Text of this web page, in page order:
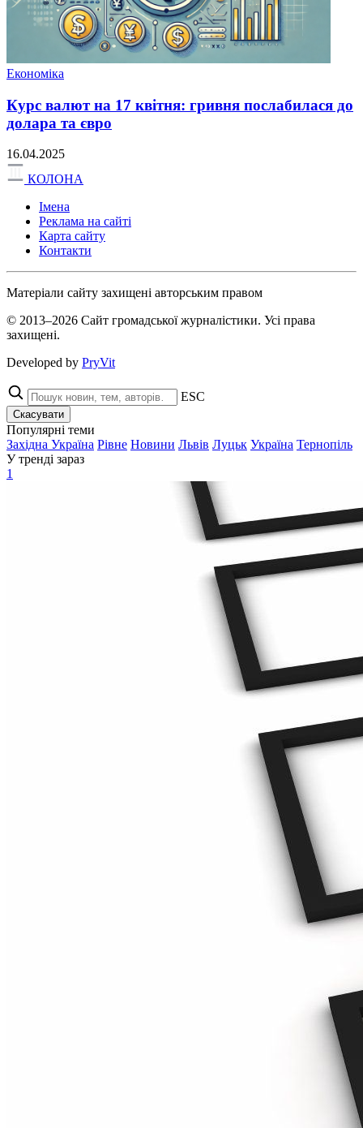
Економіка
Курс валют на 17 квітня: гривня послабилася до
долара та євро
16.04.2025
КОЛОНА
Імена
Реклама на сайті
Карта сайту
Контакти
Матеріали сайту захищені авторським правом
© 2013–2026 Сайт громадської журналістики. Усі права
захищені.
Developed by PryVit
ESC
Скасувати
Популярні теми
Західна Україна Рівне Новини Львів Луцьк Україна Тернопіль
У тренді зараз
1